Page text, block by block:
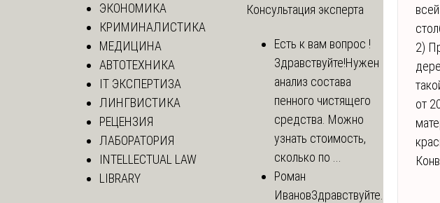
2)
от
ЭКОНОМИКА
КРИМИНАЛИСТИКА
МЕДИЦИНА
АВТОТЕХНИКА
IT ЭКСПЕРТИЗА
ЛИНГВИСТИКА
РЕЦЕНЗИЯ
ЛАБОРАТОРИЯ
INTELLECTUAL LAW
LIBRARY
Консультация эксперта
Есть к вам вопрос !
Здравствуйте!Нужен
анализ состава
пенного чистящего
средства. Можно
узнать стоимость,
сколько по ...
Роман
ИвановЗдравствуйте.